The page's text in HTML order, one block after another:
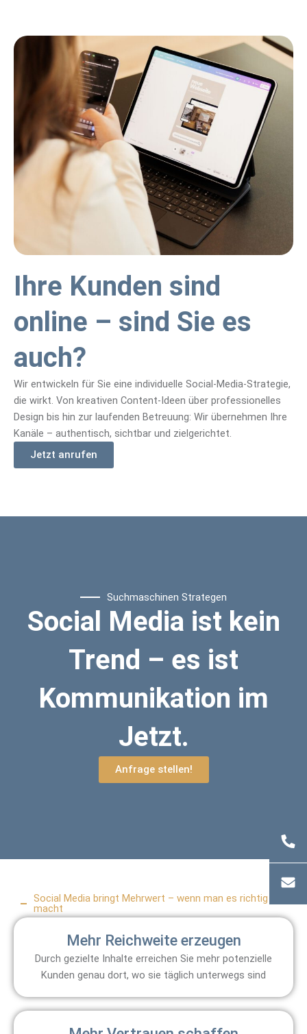
Ihre Kunden sind
online – sind Sie es
auch?
Wir entwickeln für Sie eine individuelle Social-Media-Strategie,
die wirkt. Von kreativen Content-Ideen über professionelles
Design bis hin zur laufenden Betreuung: Wir übernehmen Ihre
Kanäle – authentisch, sichtbar und zielgerichtet.
Jetzt anrufen
Suchmaschinen Strategen
Social Media ist kein
Trend – es ist
Kommunikation im
Jetzt.
Anfrage stellen!
Social Media bringt Mehrwert – wenn man es richtig
macht
Mehr Reichweite erzeugen
Durch gezielte Inhalte erreichen Sie mehr potenzielle
Kunden genau dort, wo sie täglich unterwegs sind